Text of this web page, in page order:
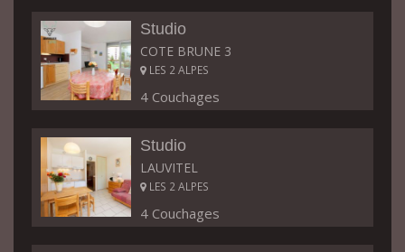
Studio
COTE BRUNE 3
LES 2 ALPES
4 Couchages
Studio
LAUVITEL
LES 2 ALPES
4 Couchages